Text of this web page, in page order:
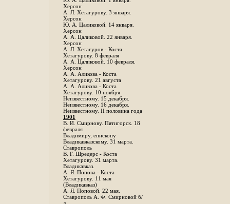
Херсон
А. Л. Хетагурову. 3 января.
Херсон
Ю. А. Цаликовой. 14 января.
Херсон
А. А. Цаликовой. 22 января.
Херсон
А. Л. Хетагуров - Коста
Хетагурову. 8 февраля
А. А. Цаликовой. 10 февраля.
Херсон
А. А. Аликова - Коста
Хетагурову. 21 августа
А. А. Аликова - Коста
Хетагурову. 10 ноября
Неизвестному. 15 декабря.
Неизвестному. 16 декабря.
Неизвестному. II половина года
1901
В. И. Смирнову. Пятигорск. 18
февраля
Владимиру, епископу
Владикавказскому. 31 марта.
Ставрополь
В. Г. Шредерс - Коста
Хетагурову. 31 марта.
Владикавказ.
А. Я. Попова - Коста
Хетагурову. 11 мая
(Владикавказ)
А. Я. Поповой. 22 мая.
Ставрополь А. Ф. Смирновой б/